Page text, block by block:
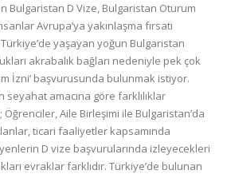
Bulgaristan D Vize, Bulgaristan Oturum
Avrupa’ya yakınlaşma fırsatı
yaşayan yoğun Bulgaristan
akrabalık bağları nedeniyle pek çok
İzni’ başvurusunda bulunmak istiyor.
amacına göre farklılıklar
Aile Birleşimi ile Bulgaristan’da
ticari faaliyetler kapsamında
D vize başvurularında izleyecekleri
evraklar farklıdır. Türkiye’de bulunan